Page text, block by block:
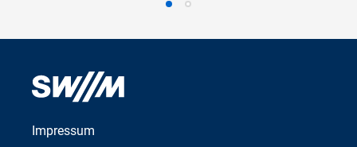
Impressum